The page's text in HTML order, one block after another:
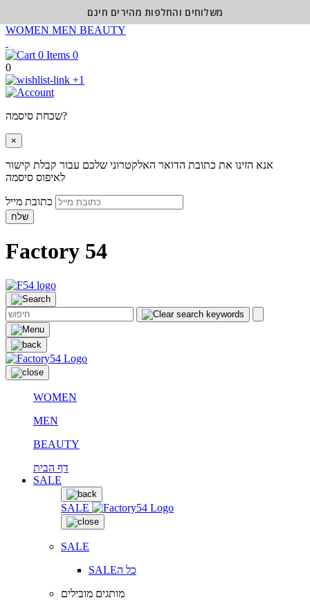
WOMEN MEN BEAUTY
0
0
+1
שכחת סיסמה?
×
אנא הזינו את כתובת הדואר האלקטרוני שלכם עבור קבלת קישור
לאיפוס סיסמה
שלח
Factory 54
WOMEN
MEN
BEAUTY
דף הבית
SALE
SALE
SALE
SALEכל ה
מותגים מובילים
משלוחים והחלפות מהירים חינם